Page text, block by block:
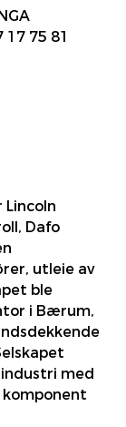
17 75 81
Dafo
utleie av
ble
i Bærum,
med
komponent